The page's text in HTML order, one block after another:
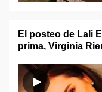
El posteo de Lali
prima, Virginia